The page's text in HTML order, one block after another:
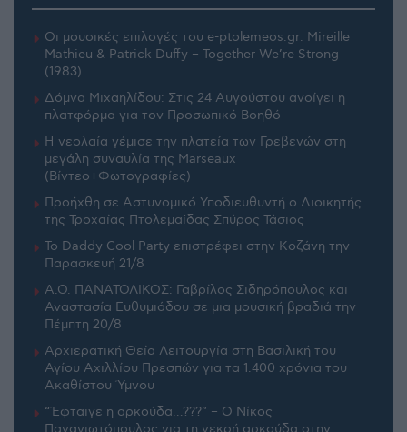
Οι μουσικές επιλογές του e-ptolemeos.gr: Mireille
Mathieu & Patrick Duffy – Together We’re Strong
(1983)
Δόμνα Μιχαηλίδου: Στις 24 Αυγούστου ανοίγει η
πλατφόρμα για τον Προσωπικό Βοηθό
Η νεολαία γέμισε την πλατεία των Γρεβενών στη
μεγάλη συναυλία της Marseaux
(Βίντεο+Φωτογραφίες)
Προήχθη σε Αστυνομικό Υποδιευθυντή ο Διοικητής
της Τροχαίας Πτολεμαΐδας Σπύρος Τάσιος
Το Daddy Cool Party επιστρέφει στην Κοζάνη την
Παρασκευή 21/8
Α.Ο. ΠΑΝΑΤΟΛΙΚΟΣ: Γαβρίλος Σιδηρόπουλος και
Αναστασία Ευθυμιάδου σε μια μουσική βραδιά την
Πέμπτη 20/8
Αρχιερατική Θεία Λειτουργία στη Βασιλική του
Αγίου Αχιλλίου Πρεσπών για τα 1.400 χρόνια του
Ακαθίστου Ύμνου
“Έφταιγε η αρκούδα…???” – Ο Νίκος
Παναγιωτόπουλος για τη νεκρή αρκούδα στην